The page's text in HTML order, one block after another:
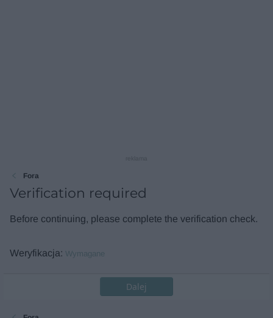
Fora
Verification required
Before continuing, please complete the verification check.
Weryfikacja Wymagane
Dalej